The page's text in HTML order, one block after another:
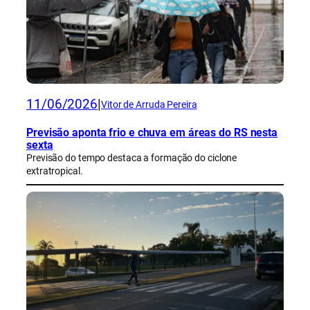
11/06/2026 Vitor de Arruda Pereira
Previsão aponta frio e chuva em áreas do RS nesta
sexta
Previsão do tempo destaca a formação do ciclone
extratropical.